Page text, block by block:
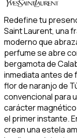
Redefine tu
Saint Laurent, una
moderno que
perfume se abre
bergamota de
inmediata antes de
flor de naranjo de
convencional para
carácter
el primer instante.
crean una estela